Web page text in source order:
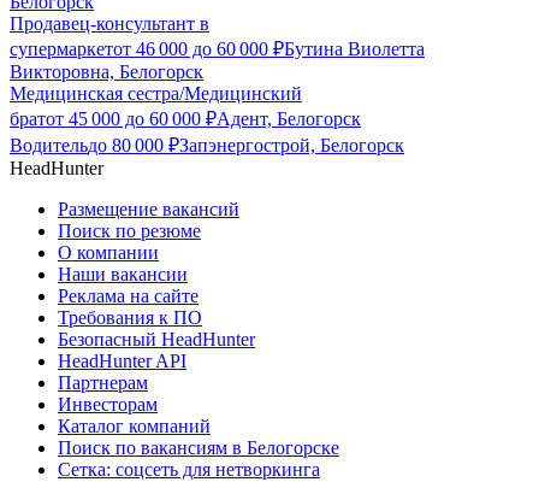
Продавец-консультант в
супермаркетот 46 000 до 60 000 ₽Бутина Виолетта
Викторовна, Белогорск
Медицинская сестра/Медицинский
братот 45 000 до 60 000 ₽Адент, Белогорск
Водительдо 80 000 ₽Запэнергострой, Белогорск
HeadHunter
Размещение вакансий
Поиск по резюме
О компании
Наши вакансии
Реклама на сайте
Требования к ПО
Безопасный HeadHunter
HeadHunter API
Партнерам
Инвесторам
Каталог компаний
Поиск по вакансиям в Белогорске
Сетка: соцсеть для нетворкинга